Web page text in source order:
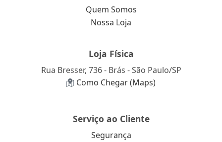
Quem Somos
Nossa Loja
Loja Física
Rua Bresser, 736 - Brás - São Paulo/SP
Como Chegar (Maps)
Serviço ao Cliente
Segurança